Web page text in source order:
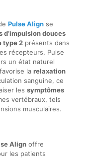
Pulse Alignse
d’impulsion douces
type 2présents dans
récepteurs, Pulse
un état naturel
la relaxation
sanguine, ce
les symptômes
vertébraux, tels
musculaires.
Alignoffre
les patients